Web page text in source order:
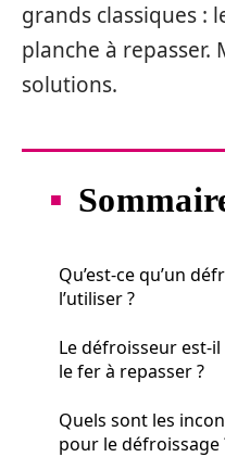
grands classiques :
planche à repasser.
solutions.
Qu’est-ce qu’un
l’utiliser ?
Le défroisseur est-
le fer à repasser ?
Quels sont les
pour le défroissage